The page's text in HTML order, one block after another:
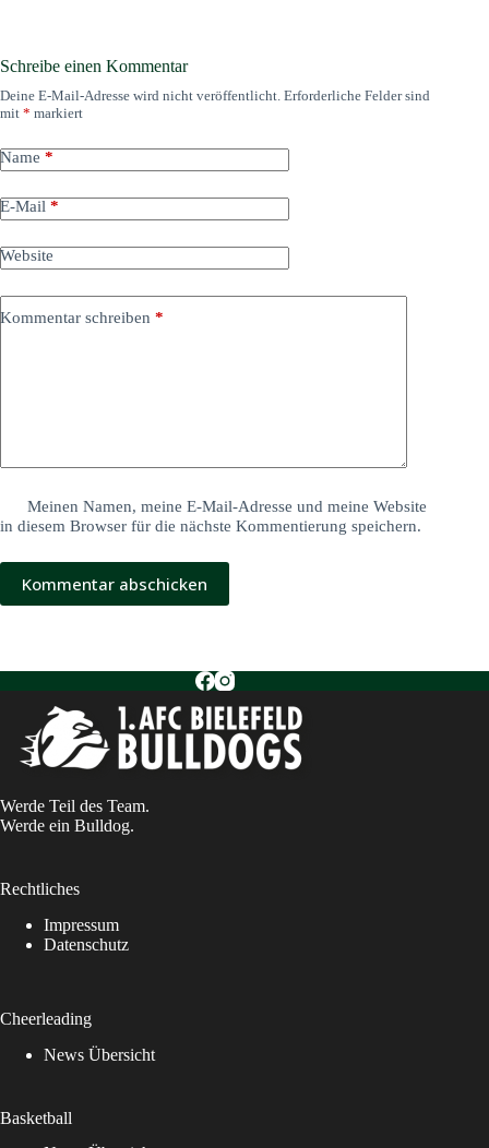
Schreibe einen Kommentar
Deine E-Mail-Adresse wird nicht veröffentlicht. Erforderliche Felder sind
mit * markiert
Name *
E-Mail *
Website
Kommentar schreiben *
Meinen Namen, meine E-Mail-Adresse und meine Website
in diesem Browser für die nächste Kommentierung speichern.
Kommentar abschicken
Werde Teil des Team.
Werde ein Bulldog.
Rechtliches
Impressum
Datenschutz
Cheerleading
News Übersicht
Basketball